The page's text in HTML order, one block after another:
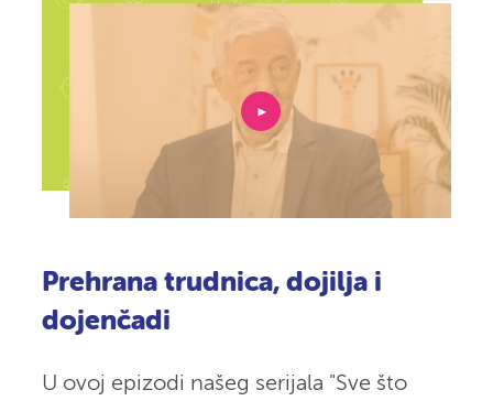
Prehrana trudnica, dojilja i
dojenčadi
U ovoj epizodi našeg serijala "Sve što